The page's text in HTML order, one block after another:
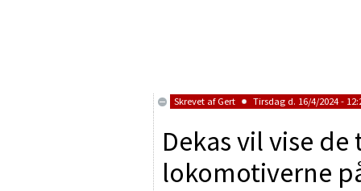
Skrevet af Gert Tirsdag d. 16/4/2024 -
Dekas vil vise
lokomotiverne